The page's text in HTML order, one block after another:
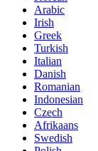
Arabic
Irish
Greek
Turkish
Italian
Danish
Romanian
Indonesian
Czech
Afrikaans
Swedish